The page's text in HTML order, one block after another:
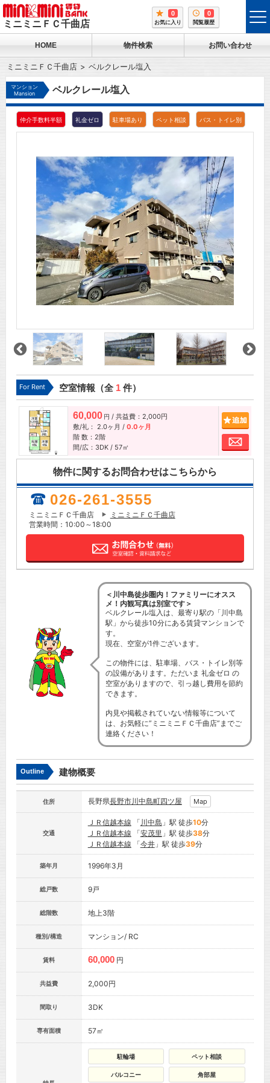
ミニミニＦＣ千曲店
0
お気に入り
0
閲覧履歴
HOME 物件検索 お問い合わせ
ミニミニＦＣ千曲店 ベルクレール塩入
マンション
Mansion
ベルクレール塩入
仲介手数料半額 礼金ゼロ 駐車場あり ペット相談 バス・トイレ別
For Rent 空室情報（全 1件）
60,000 円 / 共益費：2,000円
敷/礼： 2.0ヶ月 / 0.0ヶ月
階 数：2階
間/広：3DK / 57㎡
お問
物件に関するお問合わせはこちらから
026-261-3555
ミニミニＦＣ千曲店
ミニミニＦＣ千曲店
営業時間：10:00～18:00
＜川中島徒歩圏内！ファミリーにオスス
メ！内観写真は別室です＞
ベルクレール塩入は、最寄り駅の「川中島
駅」から徒歩10分にある賃貸マンションで
す。
現在、空室が1件ございます。
この物件には、駐車場、バス・トイレ別等
の設備があります。ただいま 礼金ゼロ の
空室がありますので、引っ越し費用を節約
できます。
内見や掲載されていない情報等について
は、お気軽に”ミニミニＦＣ千曲店”までご
連絡ください！
Outline 建物概要
住所 長野県長野市川中島町四ツ屋 Map
交通
ＪＲ信越本線 「 川中島 」駅 徒歩10分
ＪＲ信越本線 「安茂里 」駅 徒歩38分
ＪＲ信越本線 「今井」駅 徒歩39分
築年月 1996年3月
総戸数 9戸
総階数 地上3階
種別/構造 マンション/ RC
賃料 60,000 円
共益費 2,000円
間取り 3DK
専有面積 57㎡
駐輪場 ペット相談
バルコニー 角部屋